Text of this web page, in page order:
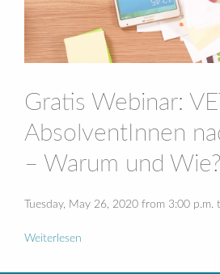
Gratis Webinar: VET
AbsolventInnen
– Warum und Wie?
Tuesday, May 26, 2020 from 3:00 p.m.
Weiterlesen